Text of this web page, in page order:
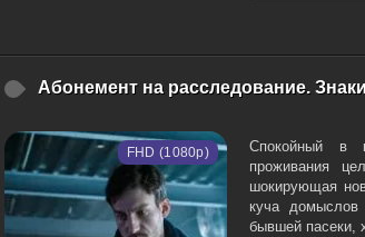
Абонемент на расследование.
FHD (1080p)
Спокойный в
проживания
шокирующая
куча домыслов
бывшей пасеки,